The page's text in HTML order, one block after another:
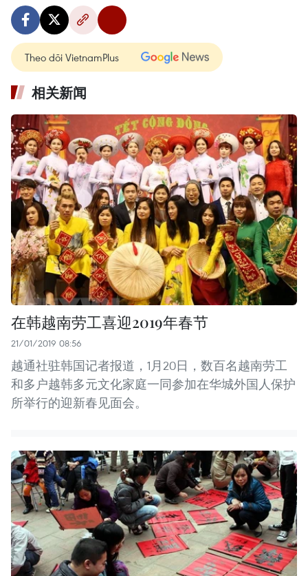
Theo dõi VietnamPlus
相关新闻
在韩越南劳工喜迎2019年春节
21/01/2019 08:56
越通社驻韩国记者报道，1月20日，数百名越南劳工
和多户越韩多元文化家庭一同参加在华城外国人保护
所举行的迎新春见面会。